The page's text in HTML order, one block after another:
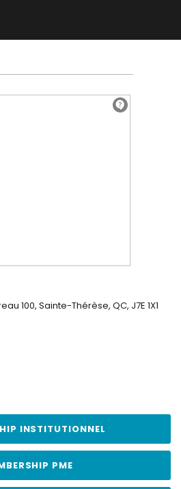
100, Sainte-Thérèse, QC, J7E 1X1
INSTITUTIONNEL
PME